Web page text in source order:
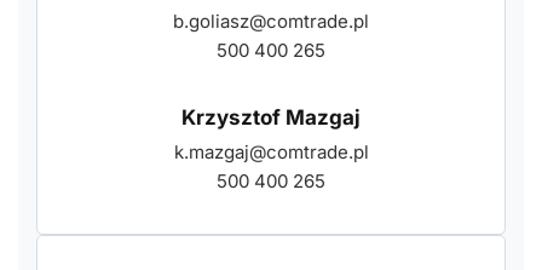
b.goliasz@comtrade.pl
500 400 265
Krzysztof Mazgaj
k.mazgaj@comtrade.pl
500 400 265